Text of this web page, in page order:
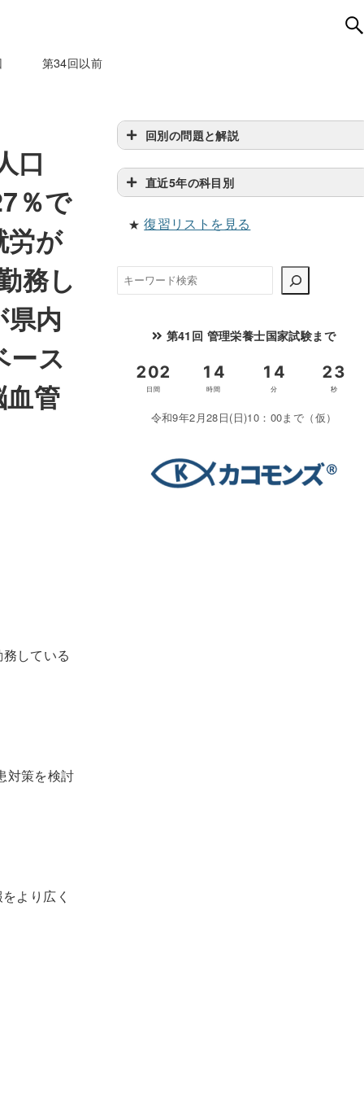
第34回以前
口
％で
労が
務し
内
ース
管
している
対策を検討
より広く
回別の問題と解説
直近5年の科目別
★復習リストを見る
検
索
第41回 管理栄養士国家試験まで
令和9年2月28日(日)10：00まで（仮）